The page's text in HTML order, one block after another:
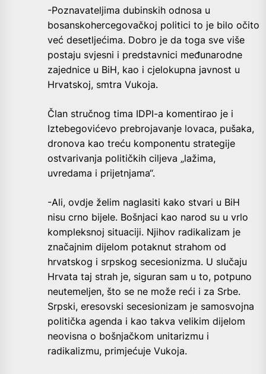
-Poznavateljima dubinskih odnosa u
bosanskohercegovačkoj politici to je bilo očito
već desetljećima. Dobro je da toga sve više
postaju svjesni i predstavnici međunarodne
zajednice u BiH, kao i cjelokupna javnost u
Hrvatskoj, smtra Vukoja.
Član stručnog tima IDPI-a komentirao je i
Iztebegovićevo prebrojavanje lovaca, pušaka,
dronova kao treću komponentu strategije
ostvarivanja političkih ciljeva „lažima,
uvredama i prijetnjama“.
-Ali, ovdje želim naglasiti kako stvari u BiH
nisu crno bijele. Bošnjaci kao narod su u vrlo
kompleksnoj situaciji. Njihov radikalizam je
značajnim dijelom potaknut strahom od
hrvatskog i srpskog secesionizma. U slučaju
Hrvata taj strah je, siguran sam u to, potpuno
neutemeljen, što se ne može reći i za Srbe.
Srpski, eresovski secesionizam je samosvojna
politička agenda i kao takva velikim dijelom
neovisna o bošnjačkom unitarizmu i
radikalizmu, primjećuje Vukoja.